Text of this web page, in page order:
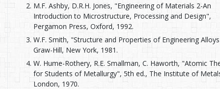
M.F. Ashby, D.R.H. Jones, "Engineering of Materials 2-An
Introduction to Microstructure, Processing and Design",
Pergamon Press, Oxford, 1992.
W.F. Smith, "Structure and Properties of Engineering
Graw-Hill, New York, 1981.
W. Hume-Rothery, R.E. Smallman, C. Haworth, "Atomic
for Students of Metallurgy", 5th ed., The Institute of
London, 1970.